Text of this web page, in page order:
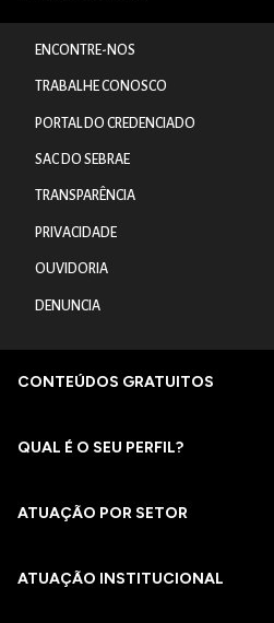
ENCONTRE-NOS
TRABALHE CONOSCO
PORTAL DO CREDENCIADO
SAC DO SEBRAE
TRANSPARÊNCIA
PRIVACIDADE
OUVIDORIA
DENUNCIA
CONTEÚDOS GRATUITOS
QUAL É O SEU PERFIL?
ATUAÇÃO POR SETOR
ATUAÇÃO INSTITUCIONAL